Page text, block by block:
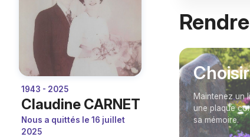
1943 - 2025
Claudine CARNET
Nous a quittés le 16 juillet
2025
Maintenez un
une plaque
sa mémoire.